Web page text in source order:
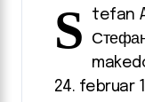
S
tefan
24. februar